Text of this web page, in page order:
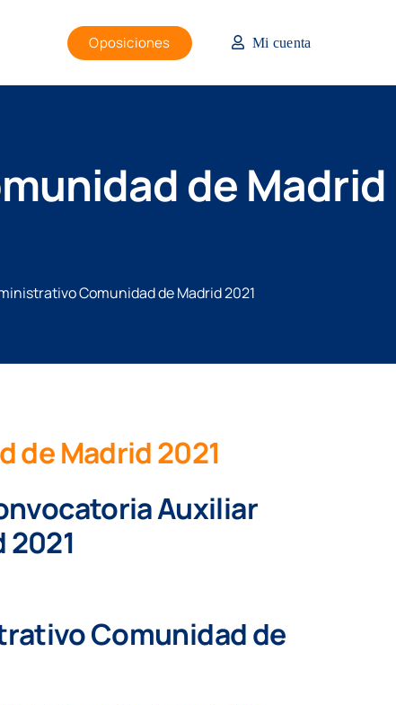
Oposiciones Mi cuenta
de Madrid
Comunidad de Madrid 2021
Madrid 2021
Auxiliar
Comunidad de